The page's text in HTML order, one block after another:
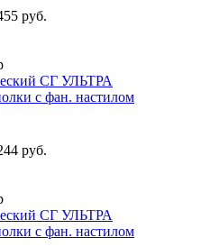
руб.
СГ УЛЬТРА
с фан. настилом
руб.
СГ УЛЬТРА
с фан. настилом